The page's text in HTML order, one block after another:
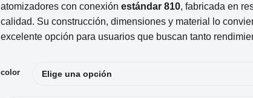
atomizadores con conexión estándar 810, fabricada en
calidad. Su construcción, dimensiones y material lo
excelente opción para usuarios que buscan tanto
color